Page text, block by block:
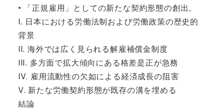
• 「正規雇用」としての新たな契約形態の創出。
I. 日本における労働法制および労働政策の歴史的
背景
II. 海外では広く見られる解雇補償金制度
III. 多方面で拡大傾向にある格差是正が急務
IV. 雇用流動性の欠如による経済成長の阻害
V. 新たな労働契約形態が既存の溝を埋める
結論